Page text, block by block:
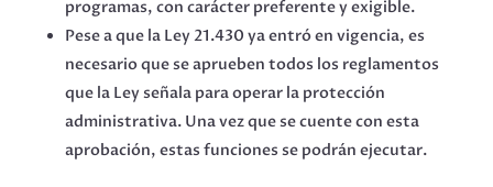
programas, con carácter preferente y exigible.
Pese a que la Ley 21.430 ya entró en vigencia, es
necesario que se aprueben todos los reglamentos
que la Ley señala para operar la protección
administrativa. Una vez que se cuente con esta
aprobación, estas funciones se podrán ejecutar.